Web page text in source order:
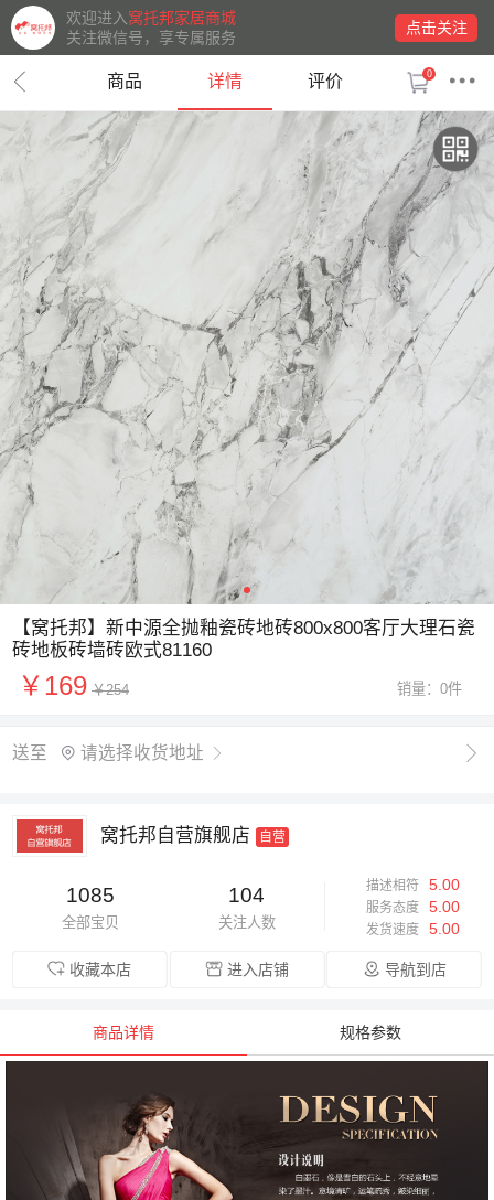
欢迎进入窝托邦家居商城
关注微信号，享专属服务
点击关注
商品 详情 评价 0
【窝托邦】新中源全抛釉瓷砖地砖800x800客厅大理石瓷
砖地板砖墙砖欧式81160
￥169 ￥254 销量：0件
送至 请选择收货地址  
窝托邦自营旗舰店 自营
1085
全部宝贝
104
关注人数
描述相符 5.00
服务态度 5.00
发货速度 5.00
收藏本店 进入店铺 导航到店
商品详情 规格参数